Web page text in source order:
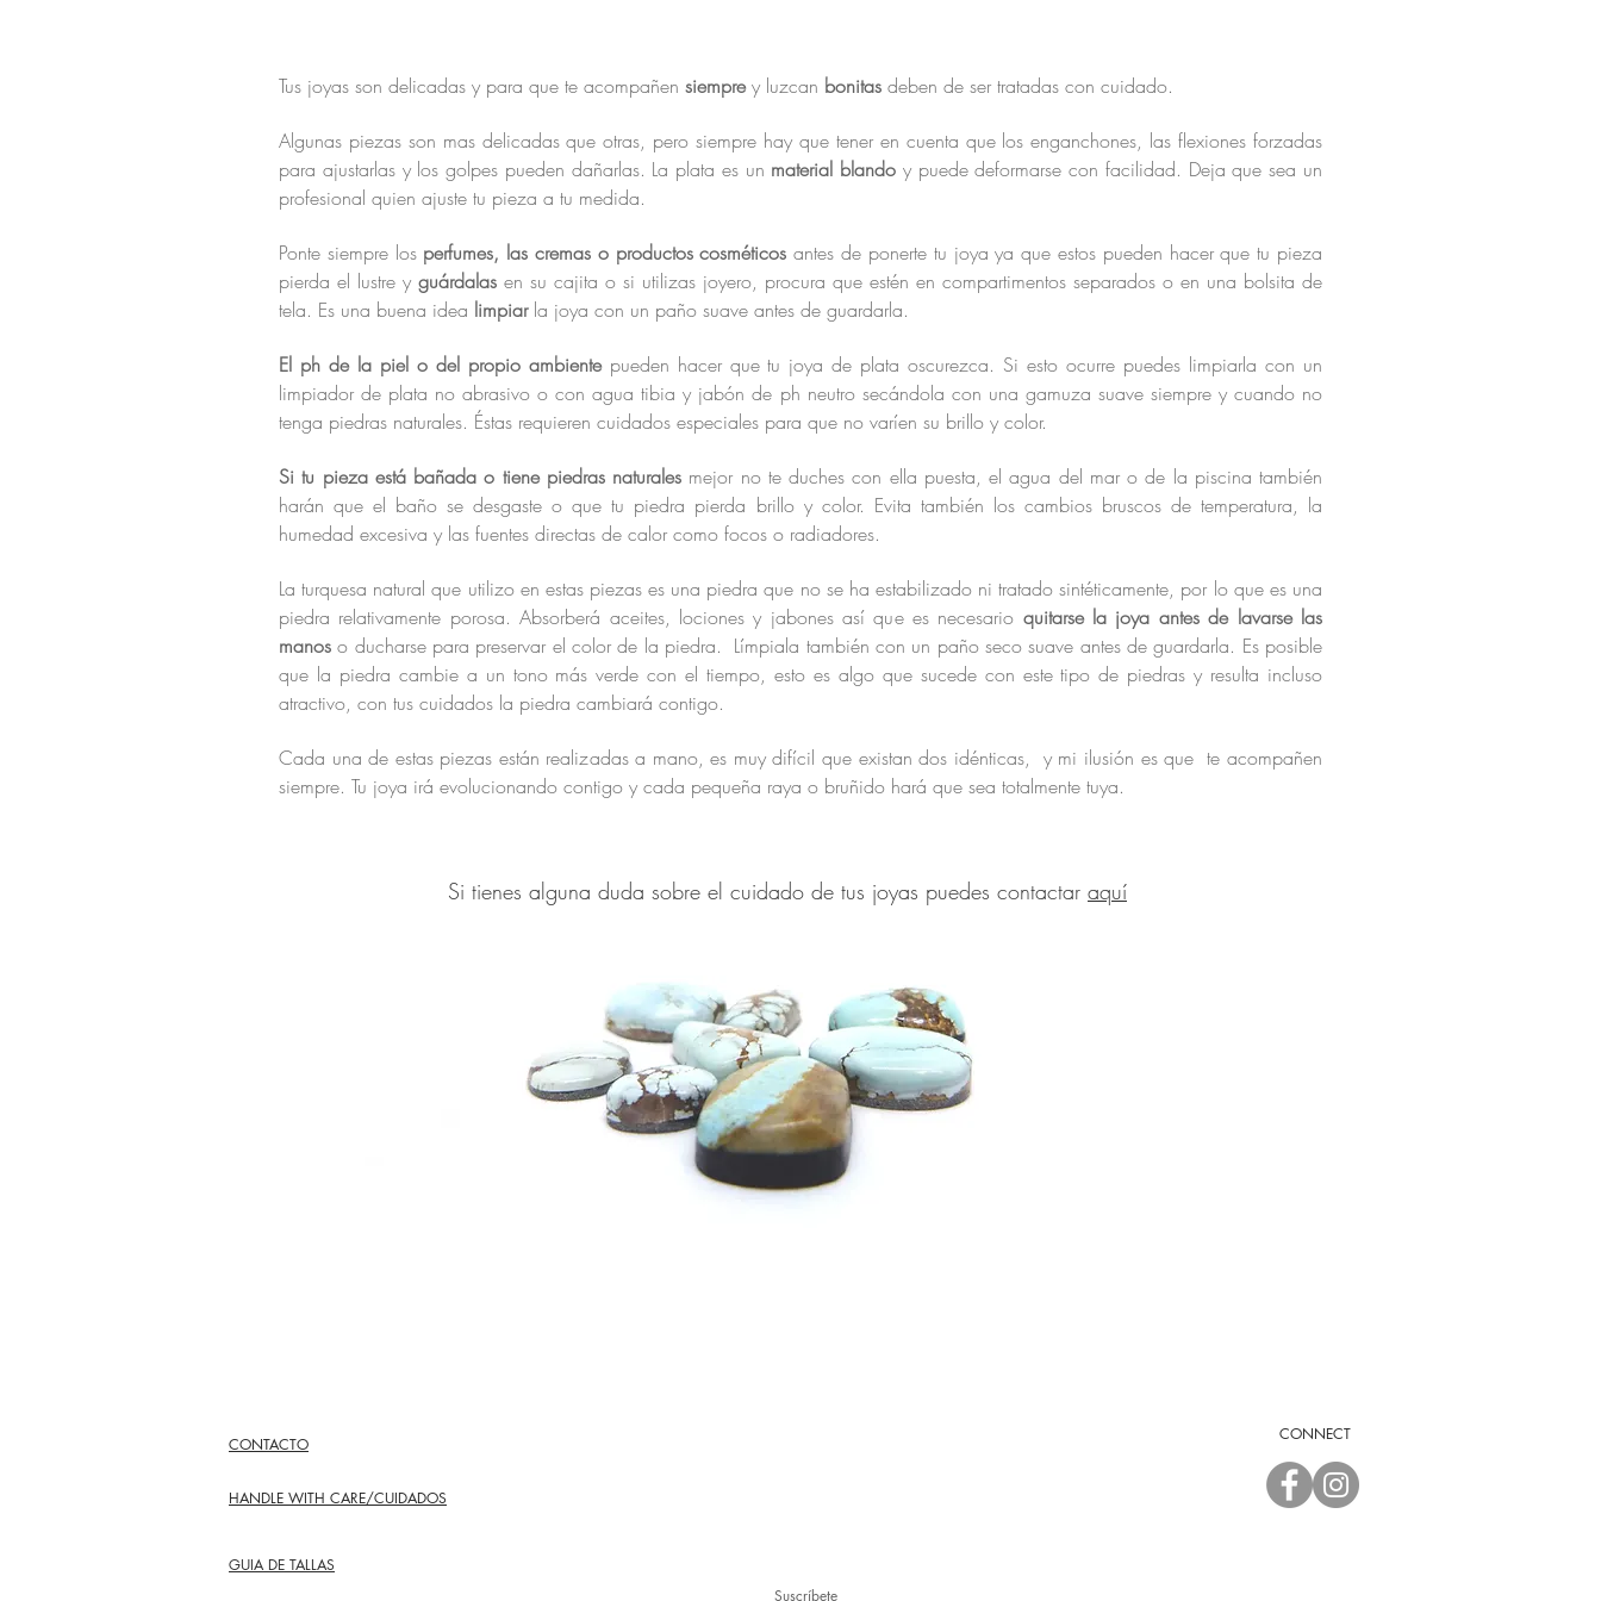
Tus joyas son delicadas y para que te acompañen siemprey luzcan bonitas deben de ser tratadas con cuidado.
Algunas piezas son mas delicadas que otras, pero siempre hay que tener en cuenta que los enganchones, las flexiones forzadas
para ajustarlas y los golpes pueden dañarlas. La plata es un material blando y puede deformarse con facilidad. Deja que sea un
profesional quien ajuste tu pieza a tu medida.
Ponte siempre los perfumes, las cremas o productos cosméticos antes de ponerte tu joya ya que estos pueden hacer que tu pieza
pierda el lustre y guárdalas en su cajita o si utilizas joyero, procura que estén en compartimentos separados o en una bolsita de
tela. Es una buena idea limpiar la joya con un paño suave antes de guardarla.
El ph de la piel o del propio ambientepueden hacer que tu joya de plata oscurezca. Si esto ocurre puedes limpiarla con un
limpiador de plata no abrasivo o con agua tibia y jabón de ph neutro secándola con una gamuza suave siempre y cuando no
tenga piedras naturales. Éstas requieren cuidados especiales para que no varíen su brillo y color.
Si tu pieza está bañada o tiene piedras naturales mejor no te duches con ella puesta, el agua del mar o de la piscina también
harán que el baño se desgaste o que tu piedra pierda brillo y color. Evita también los cambios bruscos de temperatura, la
humedad excesiva y las fuentes directas de calor como focos o radiadores.
La turquesa natural que utilizo en estas piezas es una piedra que no se ha estabilizado ni tratado sintéticamente, por lo que es una
piedra relativamente porosa. Absorberá aceites, lociones y jabones así que es necesario quitarse la joya antes de lavarse las
manos o ducharse para preservar el color de la piedra. Límpiala también con un paño seco suave antes de guardarla. Es posible
que la piedra cambie a un tono más verde con el tiempo, esto es algo que sucede con este tipo de piedras y resulta incluso
atractivo, con tus cuidados la piedra cambiará contigo.
Cada una de estas piezas están realizadas a mano, es muy difícil que existan dos idénticas, y mi ilusión es que te acompañen
siempre. Tu joya irá evolucionando contigo y cada pequeña raya o bruñido hará que sea totalmente tuya.
Si tienes alguna duda sobre el cuidado de tus joyas puedes contactar aquí
CONTACTO
HANDLE WITH CARE/CUIDADOS
CONNECT
GUIA DE TALLAS
Suscríbete